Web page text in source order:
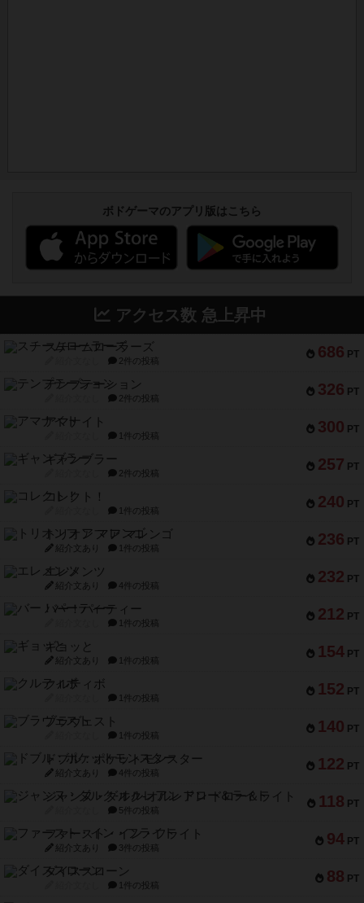
ボドゲーマのアプリ版はこちら
アクセス数 急上昇中
686 PT
スチームローラーズ
2件の投稿
326 PT
テンプテーション
2件の投稿
300 PT
アマナイト
1件の投稿
257 PT
ギャンブラー
2件の投稿
240 PT
コレクト！
1件の投稿
236 PT
トリオンフ ア マレンゴ
紹介文あり 1件の投稿
232 PT
エレメンツ
紹介文あり 4件の投稿
212 PT
バー！パーティー
1件の投稿
154 PT
ギョッと
紹介文あり 1件の投稿
152 PT
クルティボ
1件の投稿
140 PT
ブラヴェスト
1件の投稿
122 PT
ドブル：ポケットモンスター
紹介文あり 4件の投稿
118 PT
ジャンヌ・ダルク-オルレアン ドロー＆ライト
5件の投稿
94 PT
ファースト・イン・フライト
紹介文あり 3件の投稿
88 PT
ダイススローン
1件の投稿